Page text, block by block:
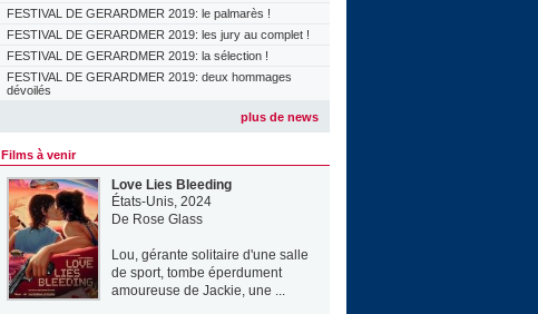
FESTIVAL DE GERARDMER 2019: le palmarès !
FESTIVAL DE GERARDMER 2019: les jury au complet !
FESTIVAL DE GERARDMER 2019: la sélection !
FESTIVAL DE GERARDMER 2019: deux hommages
dévoilés
plus de news
Films à venir
Love Lies Bleeding
États-Unis, 2024
De Rose Glass
Lou, gérante solitaire d'une salle
de sport, tombe éperdument
amoureuse de Jackie, une ...